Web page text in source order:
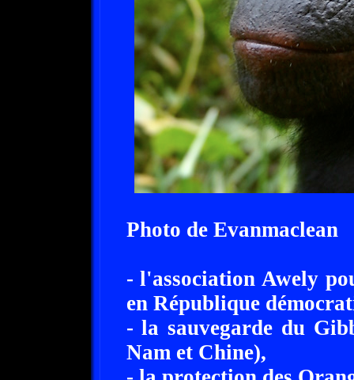
Photo de Evanmaclean
- l'association Awely
en République
- la sauvegarde du
Nam et Chine),